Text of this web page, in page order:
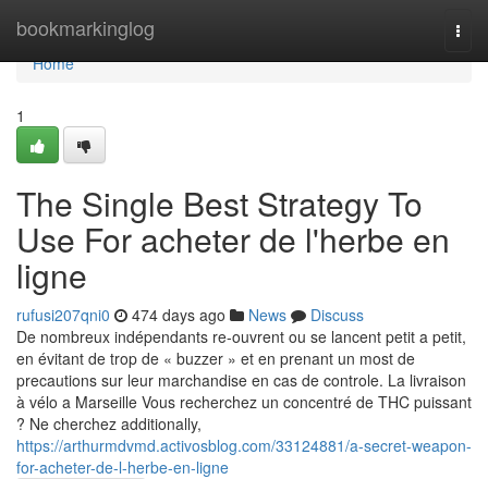
bookmarkinglog
Home
Home
1
The Single Best Strategy To
Use For acheter de l'herbe en
ligne
rufusi207qni0 474 days ago News
Discuss
De nombreux indépendants re-ouvrent ou se lancent petit a petit,
en évitant de trop de « buzzer » et en prenant un most de
precautions sur leur marchandise en cas de controle. La livraison
à vélo a Marseille Vous recherchez un concentré de THC puissant
? Ne cherchez additionally,
https://arthurmdvmd.activosblog.com/33124881/a-secret-weapon-
for-acheter-de-l-herbe-en-ligne